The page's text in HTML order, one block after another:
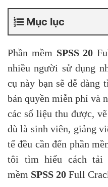
Mục lục
Phần mềm SPSS 20
nhiều người sử dụng
cụ này bạn sẽ dễ
bản quyền miễn phí và
các số liệu thu được,
dù là sinh viên, giảng
tế đều cần đến phần
tôi tìm hiểu cách tải
mềm SPSS 20 Full